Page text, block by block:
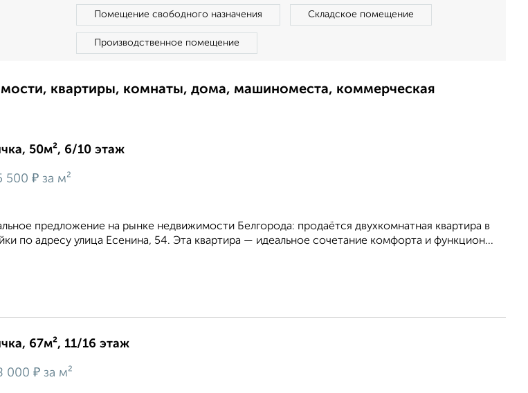
Помещение свободного назначения Складское помещение
Производственное помещение
квартиры, комнаты, дома, машиноместа, коммерческая
50м², 6/10 этаж
500 ₽ за м²
предложение на рынке недвижимости Белгорода: продаётся двухкомнатная квартира в
по адресу улица Есенина, 54. Эта квартира — идеальное сочетание комфорта и функцион...
67м², 11/16 этаж
000 ₽ за м²